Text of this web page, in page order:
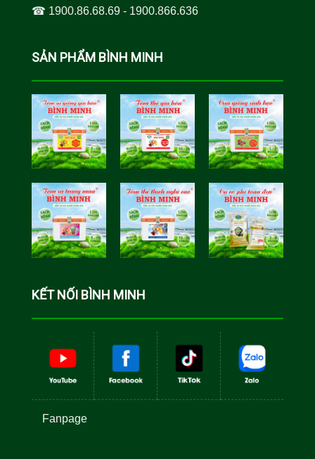
☎︎ 1900.86.68.69- 1900.866.636
SẢN PHẨM BÌNH MINH
Hóa Bình
Minh
Học Bình
Minh
KẾT NỐI BÌNH MINH
Fanpage